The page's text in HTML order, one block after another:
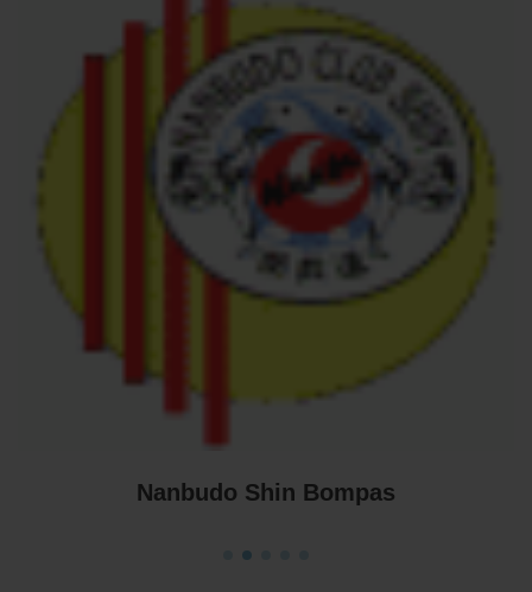
Nanbudo Shin Bompas